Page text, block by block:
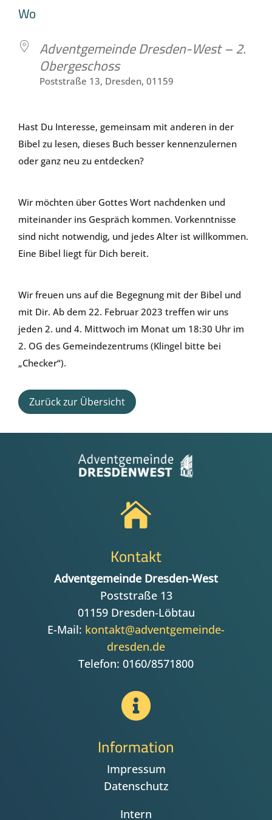
Wo
Adventgemeinde Dresden-West – 2.
Obergeschoss
Poststraße 13, Dresden, 01159
Hast Du Interesse, gemeinsam mit anderen in der
Bibel zu lesen, dieses Buch besser kennenzulernen
oder ganz neu zu entdecken?
Wir möchten über Gottes Wort nachdenken und
miteinander ins Gespräch kommen. Vorkenntnisse
sind nicht notwendig, und jedes Alter ist willkommen.
Eine Bibel liegt für Dich bereit.
Wir freuen uns auf die Begegnung mit der Bibel und
mit Dir. Ab dem 22. Februar 2023 treffen wir uns
jeden 2. und 4. Mittwoch im Monat um 18:30 Uhr im
2. OG des Gemeindezentrums (Klingel bitte bei
„Checker“).
Zurück zur Übersicht

Kontakt
Adventgemeinde Dresden-West
Poststraße 13
01159 Dresden-Löbtau
E-Mail: kontakt@adventgemeinde-
dresden.de
Telefon: 0160/8571800

Information
Impressum
Datenschutz
Intern